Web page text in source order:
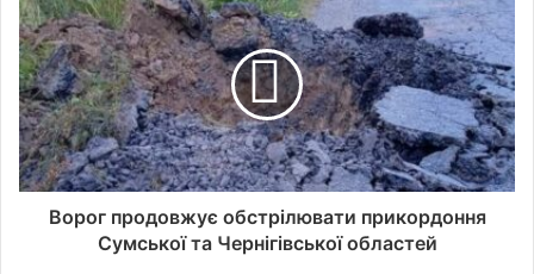
Ворог продовжує обстрілювати прикордоння
Сумської та Чернігівської областей